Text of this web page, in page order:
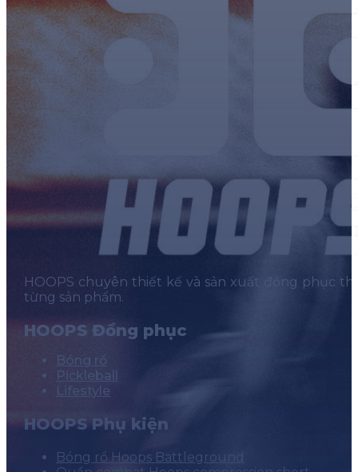
HOOPS chuyên thiết kế và sản xuất đồng phục
từng sản phẩm.
HOOPS Đồng phục
Bóng rổ
Pickleball
Lifestyle
HOOPS Phụ kiện
Bóng rổ Hoops Battleground